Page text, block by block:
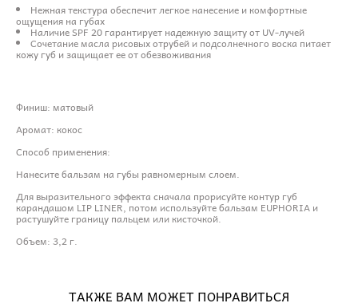
Нежная текстура обеспечит легкое нанесение и комфортные
ощущения на губах
Наличие SPF 20 гарантирует надежную защиту от UV-лучей
Сочетание масла рисовых отрубей и подсолнечного воска питает
кожу губ и защищает ее от обезвоживания
Финиш: матовый
Аромат: кокос
Способ применения:
Нанесите бальзам на губы равномерным слоем.
Для выразительного эффекта сначала прорисуйте контур губ
карандашом LIP LINER, потом используйте бальзам EUPHORIA и
растушуйте границу пальцем или кисточкой.
Объем: 3,2 г.
ТАКЖЕ ВАМ МОЖЕТ ПОНРАВИТЬСЯ